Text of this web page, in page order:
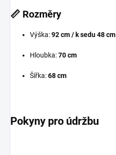
📏 Rozměry
Výška:92 cm / k sedu 48 cm
Hloubka:70 cm
Šířka:68 cm
Pokyny pro údržbu